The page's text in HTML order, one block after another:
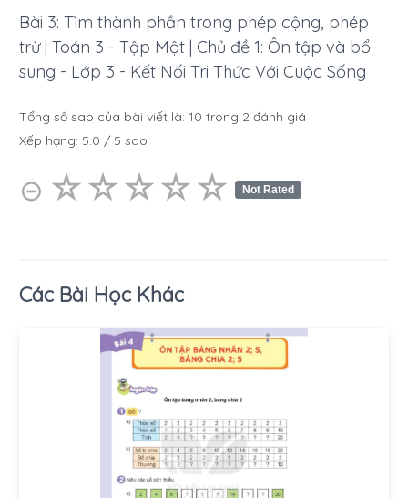
Bài 3: Tìm thành phần trong phép cộng, phép
trừ | Toán 3 - Tập Một | Chủ đề 1: Ôn tập và bổ
sung - Lớp 3 - Kết Nối Tri Thức Với Cuộc Sống
Tổng số sao của bài viết là: 10 trong 2 đánh giá
Xếp hạng: 5.0 / 5 sao
⊝ ☆☆☆☆☆
★★★★★ Not Rated
Các Bài Học Khác